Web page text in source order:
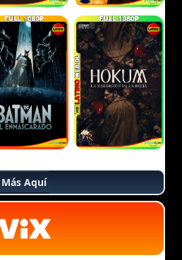
Más Aquí